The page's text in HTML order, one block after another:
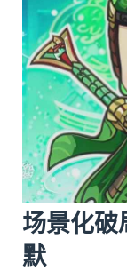
场景化破
默